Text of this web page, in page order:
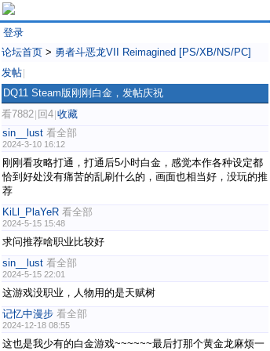
登录
论坛首页 > 勇者斗恶龙VII Reimagined [PS/XB/NS/PC]
发帖
DQ11 Steam版刚刚白金，发帖庆祝
看7882 回4 收藏
sin__lust 看全部
2024-3-10 16:12
刚刚看攻略打通，打通后5小时白金，感觉本作各种设定都
恰到好处没有痛苦的乱刷什么的，画面也相当好，没玩的推
荐
KiLl_PlaYeR 看全部
2024-5-15 15:48
求问推荐啥职业比较好
sin__lust 看全部
2024-5-15 22:01
这游戏没职业，人物用的是天赋树
记忆中漫步 看全部
2024-12-18 08:55
这也是我少有的白金游戏~~~~~~最后打那个黄金龙麻烦一